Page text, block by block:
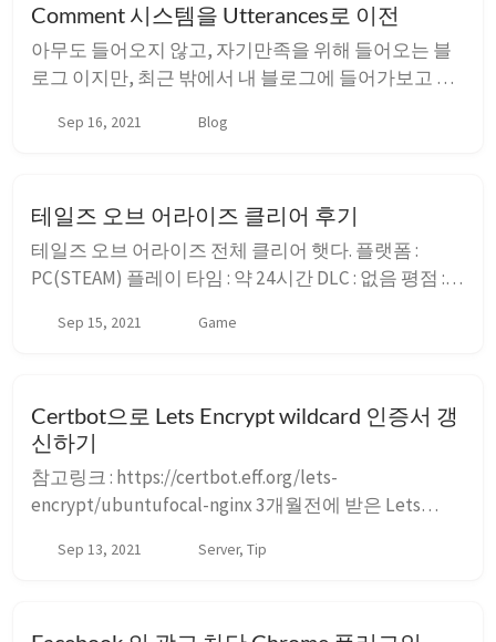
Comment 시스템을 Utterances로 이전
아무도 들어오지 않고, 자기만족을 위해 들어오는 블
로그 이지만, 최근 밖에서 내 블로그에 들어가보고 경
2페이지씩 달려있는거다… 난 집에선 광고차단 플러
겼다. Github 의 Comm...
Sep 16, 2021 Blog
테일즈 오브 어라이즈 클리어 후기
테일즈 오브 어라이즈 전체 클리어 햇다. 플랫폼 :
PC(STEAM) 플레이 타임 : 약 24시간 DLC : 없음 평점 :
도 좋다. 초반에는 정말 80점 이상을 줄 수 있는 게임이
Sep 15, 2021 Game
Certbot으로 Lets Encrypt wildcard 인증서 갱
신하기
참고링크 : https://certbot.eff.org/lets-
encrypt/ubuntufocal-nginx 3개월전에 받은 Lets
했다 단순히 renew를 했더니 안되더라 bash sudo
Sep 13, 2021 Server, Tip